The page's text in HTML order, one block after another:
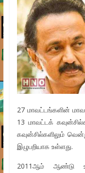
27 மாவட்டங்களின்
13 மாவட்டக்
கவுன்சில்களிலும்
இழுபறியாக உள்ளது.
2011ஆம் ஆண்டு